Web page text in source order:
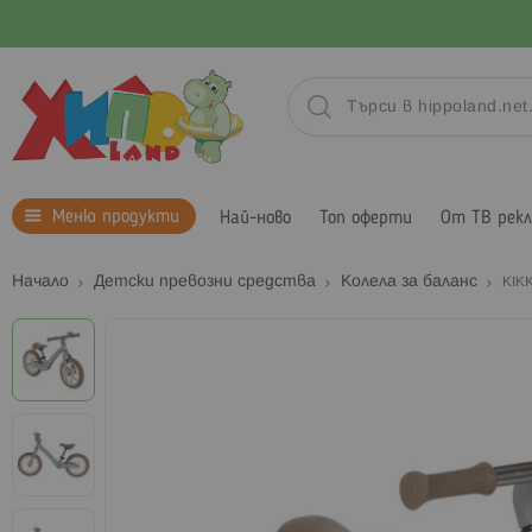
Меню продукти Най-ново Топ оферти От ТВ
Начало Детски превозни средства Колела за баланс
Преминете
към
края
на
изображенията